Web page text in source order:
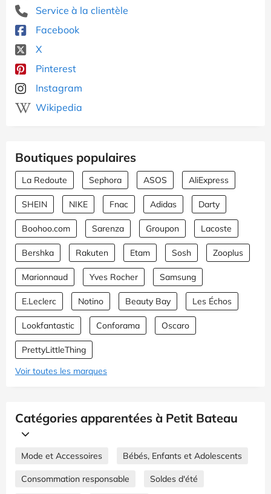
Service à la clientèle
Facebook
X
Pinterest
Instagram
Wikipedia
Boutiques populaires
La Redoute Sephora ASOS AliExpress
SHEIN NIKE Fnac Adidas Darty
Boohoo.com Sarenza Groupon Lacoste
Bershka Rakuten Etam Sosh Zooplus
Marionnaud Yves Rocher Samsung
E.Leclerc Notino Beauty Bay Les Échos
Lookfantastic Conforama Oscaro
PrettyLittleThing
Voir toutes les marques
Catégories apparentées à Petit Bateau
Mode et Accessoires Bébés, Enfants et Adolescents
Consommation responsable Soldes d'été